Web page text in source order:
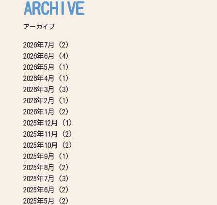
ARCHIVE
アーカイブ
2026年7月
(2)
2026年6月
(4)
2026年5月
(1)
2026年4月
(1)
2026年3月
(3)
2026年2月
(1)
2026年1月
(2)
2025年12月
(1)
2025年11月
(2)
2025年10月
(2)
2025年9月
(1)
2025年8月
(2)
2025年7月
(3)
2025年6月
(2)
2025年5月
(2)